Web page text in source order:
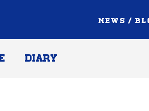
NEWS /
DIARY